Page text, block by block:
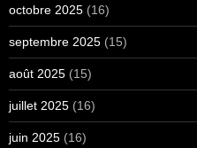
octobre 2025 (16)
septembre 2025 (15)
août 2025 (15)
juillet 2025 (16)
juin 2025 (16)